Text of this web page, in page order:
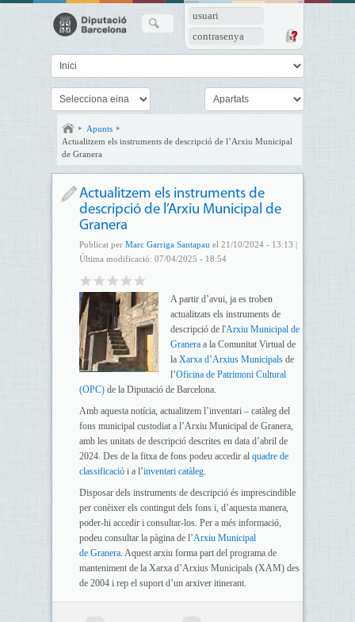
usuari
contrasenya
Apunts
Actualitzem els instruments de descripció de l’Arxiu Municipal
de Granera
Actualitzem els instruments de
descripció de l’Arxiu Municipal de
Granera
Publicat per Marc Garriga Santapau el 21/10/2024 - 13:13 |
Última modificació: 07/04/2025 - 18:54
A partir d’avui, ja es troben
actualitzats els instruments de
descripció de l'Arxiu Municipal de
Graneraa la Comunitat Virtual de
la Xarxa d’Arxius Municipalsde
l’Oficina de Patrimoni Cultural
(OPC)de la Diputació de Barcelona.
Amb aquesta notícia, actualitzem l’inventari – catàleg del
fons municipal custodiat a l’Arxiu Municipal de Granera,
amb les unitats de descripció descrites en data d’abril de
2024. Des de la fitxa de fons podeu accedir al quadre de
classificaciói a l’inventari catàleg.
Disposar dels instruments de descripció és imprescindible
per conèixer els contingut dels fons i, d’aquesta manera,
poder-hi accedir i consultar-los. Per a més informació,
podeu consultar la pàgina de l’Arxiu Municipal
de Granera. Aquest arxiu forma part del programa de
manteniment de la Xarxa d’Arxius Municipals (XAM) des
de 2004 i rep el suport d’un arxiver itinerant.